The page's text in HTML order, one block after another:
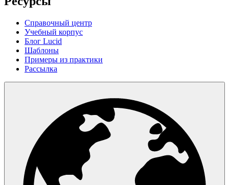
Справочный центр
Учебный корпус
Блог Lucid
Шаблоны
Примеры из практики
Рассылка